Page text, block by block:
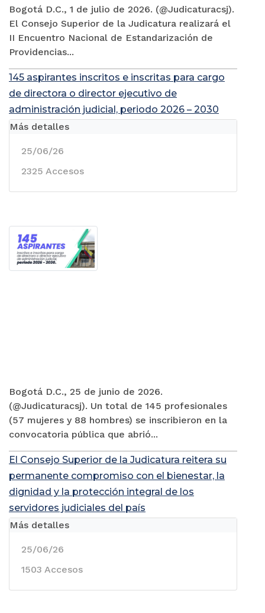
Bogotá D.C., 1 de julio de 2026. (@Judicaturacsj).
El Consejo Superior de la Judicatura realizará el
II Encuentro Nacional de Estandarización de
Providencias...
145 aspirantes inscritos e inscritas para cargo
de directora o director ejecutivo de
administración judicial, periodo 2026 – 2030
Bogotá D.C., 25 de junio de 2026.
(@Judicaturacsj). Un total de 145 profesionales
(57 mujeres y 88 hombres) se inscribieron en la
convocatoria pública que abrió...
Más detalles
25/06/26
2325 Accesos
El Consejo Superior de la Judicatura reitera su
permanente compromiso con el bienestar, la
dignidad y la protección integral de los
servidores judiciales del país
Más detalles
25/06/26
1503 Accesos